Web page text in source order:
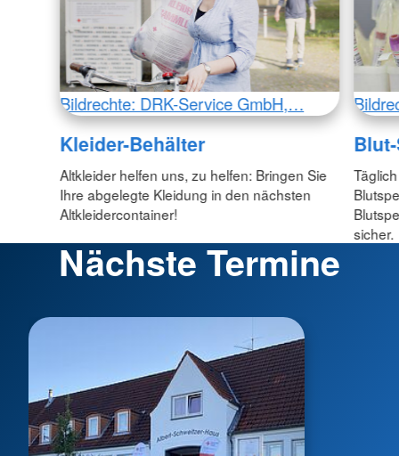
Bildrechte: DRK-Service GmbH,…
Kleider-Behälter
Altkleider helfen uns, zu helfen: Bringen Sie
Ihre abgelegte Kleidung in den nächsten
Altkleidercontainer!
sicher.
Nächste Termine